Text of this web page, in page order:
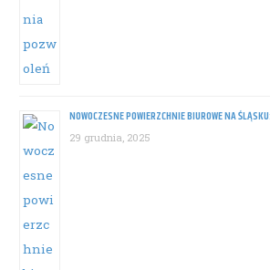
NOWOCZESNE POWIERZCHNIE BIUROWE NA
29 grudnia, 2025